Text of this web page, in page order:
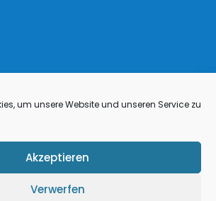
um unsere Website und unseren Service zu
Akzeptieren
Verwerfen